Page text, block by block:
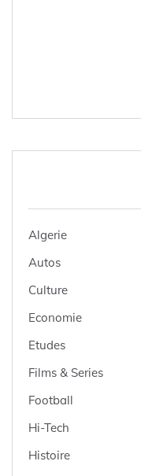
Algerie
Autos
Culture
Economie
Etudes
Films & Series
Football
Hi-Tech
Histoire